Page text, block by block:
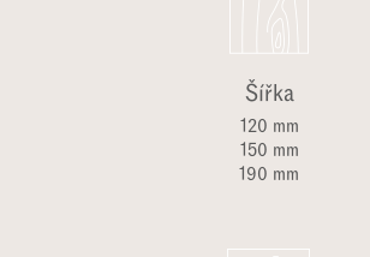
Šířka
120 mm
150 mm
190 mm